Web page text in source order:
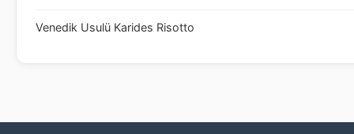
Venedik Usulü Karides Risotto